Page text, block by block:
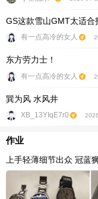
GS这款雪山GMT太适合
有一点高冷的女人
东方劳力士！
有一点高冷的女人
巽为风 水风井
XB_13YIqE7r0
作业
上手轻薄细节出众 冠蓝